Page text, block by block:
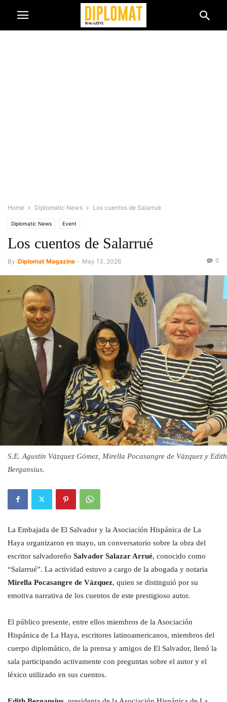
Home Diplomatic News Los cuentos de Salarrué
Diplomatic News Event
Los cuentos de Salarrué
By Diplomat Magazine - May 13, 2026 0
S.E. Agustín Vázquez Gómez, Mirella Pocasangre de Vázquez y Edith
Bergansius.
La Embajada de El Salvador y la Asociación Hispánica de La
Haya organizaron en mayo, un conversatorio sobre la obra del
escritor salvadoreño Salvador Salazar Arrué, conocido como
“Salarrué”. La actividad estuvo a cargo de la abogada y notaria
Mirella Pocasangre de Vázquez, quien se distinguió por su
emotiva narrativa de los cuentos de este prestigioso autor.
El público presente, entre ellos miembros de la Asociación
Hispánica de La Haya, escritores latinoamericanos, miembros del
cuerpo diplomático, de la prensa y amigos de El Salvador, llenó la
sala participando activamente con preguntas sobre el autor y el
léxico utilizado en sus cuentos.